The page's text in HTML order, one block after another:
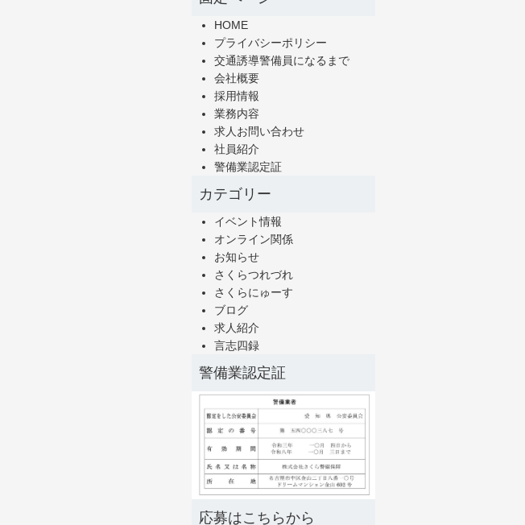
HOME
プライバシーポリシー
交通誘導警備員になるまで
会社概要
採用情報
業務内容
求人お問い合わせ
社員紹介
警備業認定証
カテゴリー
イベント情報
オンライン関係
お知らせ
さくらつれづれ
さくらにゅーす
ブログ
求人紹介
言志四録
警備業認定証
応募はこちらから